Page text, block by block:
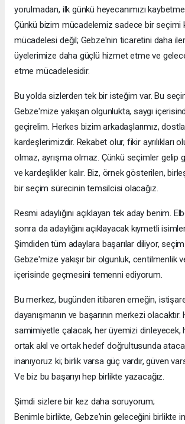
yorulmadan, ilk günkü heyecanımızı
Çünkü bizim mücadelemiz sadece bir seçimi
mücadelesi değil; Gebze'nin ticaretini daha
üyelerimize daha güçlü hizmet etme ve
etme mücadelesidir.
Bu yolda sizlerden tek bir isteğim var. Bu
Gebze'mize yakışan olgunlukta, saygı
geçirelim. Herkes bizim arkadaşlarımız,
kardeşlerimizdir. Rekabet olur, fikir ayrılıkları
olmaz, ayrışma olmaz. Çünkü seçimler gelip
ve kardeşlikler kalır. Biz, örnek gösterilen,
bir seçim sürecinin temsilcisi olacağız.
Resmi adaylığını açıklayan tek aday benim.
sonra da adaylığını açıklayacak kıymetli
Şimdiden tüm adaylara başarılar diliyor,
Gebze'mize yakışır bir olgunluk, centilmenlik ve
içerisinde geçmesini temenni ediyorum.
Bu merkez, bugünden itibaren emeğin,
dayanışmanın ve başarının merkezi olacaktır.
samimiyetle çalacak, her üyemizi dinleyecek,
ortak akıl ve ortak hedef doğrultusunda
inanıyoruz ki; birlik varsa güç vardır, güven
Ve biz bu başarıyı hep birlikte yazacağız.
Şimdi sizlere bir kez daha soruyorum;
Benimle birlikte, Gebze'nin geleceğini birlikte